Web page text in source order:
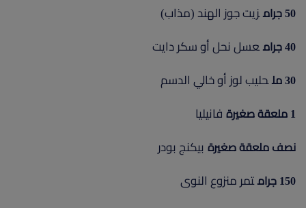
50 جرام زيت جوز الهند (مذاب)
40 جرام عسل نحل أو سكر دايت
30 مل حليب لوز أو خالي الدسم
1 ملعقة صغيرة فانيليا
نصف ملعقة صغيرة بيكنج بودر
150 جرام تمر منزوع النوى